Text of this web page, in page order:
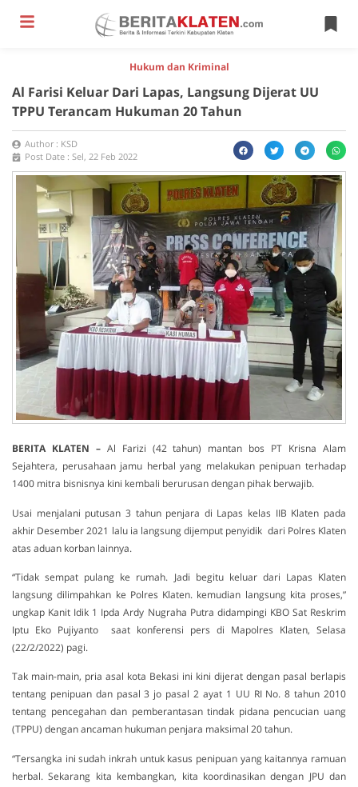
Hukum dan Kriminal
Al Farisi Keluar Dari Lapas, Langsung Dijerat UU
TPPU Terancam Hukuman 20 Tahun
Author : KSD
Post Date : Sel, 22 Feb 2022
BERITA KLATEN – Al Farizi (42 tahun) mantan bos PT Krisna Alam
Sejahtera, perusahaan jamu herbal yang melakukan penipuan terhadap
1400 mitra bisnisnya kini kembali berurusan dengan pihak berwajib.
Usai menjalani putusan 3 tahun penjara di Lapas kelas IIB Klaten pada
akhir Desember 2021 lalu ia langsung dijemput penyidik dari Polres Klaten
atas aduan korban lainnya.
“Tidak sempat pulang ke rumah. Jadi begitu keluar dari Lapas Klaten
langsung dilimpahkan ke Polres Klaten. kemudian langsung kita proses,”
ungkap Kanit Idik 1 Ipda Ardy Nugraha Putra didampingi KBO Sat Reskrim
Iptu Eko Pujiyanto saat konferensi pers di Mapolres Klaten, Selasa
(22/2/2022) pagi.
Tak main-main, pria asal kota Bekasi ini kini dijerat dengan pasal berlapis
tentang penipuan dan pasal 3 jo pasal 2 ayat 1 UU RI No. 8 tahun 2010
tentang pencegahan dan pemberantasan tindak pidana pencucian uang
(TPPU) dengan ancaman hukuman penjara maksimal 20 tahun.
“Tersangka ini sudah inkrah untuk kasus penipuan yang kaitannya ramuan
herbal. Sekarang kita kembangkan, kita koordinasikan dengan JPU dan